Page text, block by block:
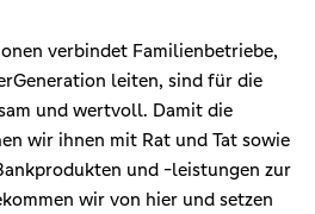
verbindet Familienbetriebe,
leiten, sind für die
und wertvoll. Damit die
wir ihnen mit Rat und Tat sowie
und -leistungen zur
wir von hier und setzen